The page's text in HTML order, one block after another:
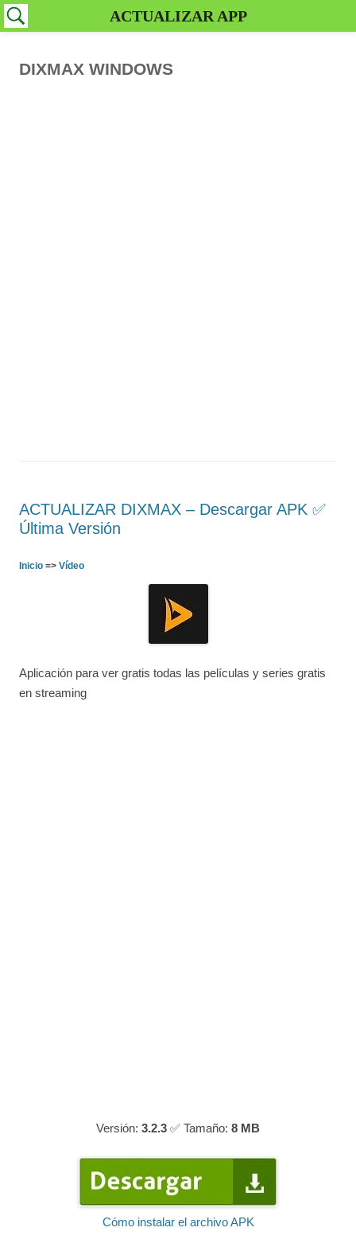
DIXMAX WINDOWS
ACTUALIZAR DIXMAX – Descargar APK ✅️
Última Versión
Inicio => Vídeo
Aplicación para ver gratis todas las películas y series gratis
en streaming
Versión: 3.2.3 ✅ Tamaño: 8 MB
Cómo instalar el archivo APK
ACTUALIZAR APP